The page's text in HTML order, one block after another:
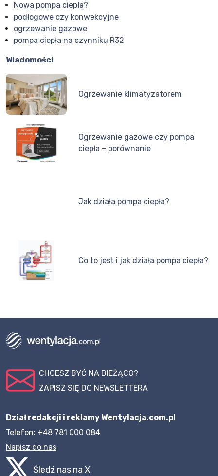
Nowa pompa ciepła?
podłogowe czy konwekcyjne
ogrzewanie gazowe
pompa ciepła na czynniku R32
Wiadomości
Ogrzewanie klimatyzatorem
Ogrzewanie gazowe czy pompa
ciepła – porównanie
Jak działa pompa ciepła?
Co to jest i jak działa pompa ciepła?
CHCESZ BYĆ NA BIEŻĄCO?
ZAPISZ SIĘ DO NEWSLETTERA
Dział redakcji i reklamy Wentylacja.com.pl
Telefon: +48 781 000 084
Napisz do nas
Śledź nas na X